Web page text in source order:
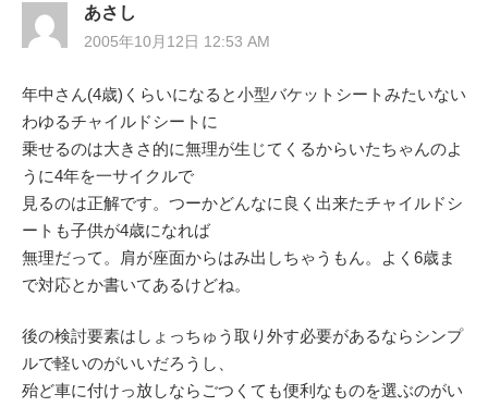
あさし
2005年10月12日 12:53 AM
年中さん(4歳)くらいになると小型バケットシートみたいない
わゆるチャイルドシートに
乗せるのは大きさ的に無理が生じてくるからいたちゃんのよ
うに4年を一サイクルで
見るのは正解です。つーかどんなに良く出来たチャイルドシ
ートも子供が4歳になれば
無理だって。肩が座面からはみ出しちゃうもん。よく6歳ま
で対応とか書いてあるけどね。
後の検討要素はしょっちゅう取り外す必要があるならシンプ
ルで軽いのがいいだろうし、
殆ど車に付けっ放しならごつくても便利なものを選ぶのがい